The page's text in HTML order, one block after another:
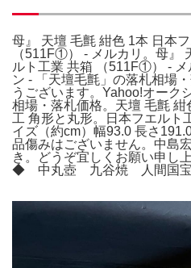
母』 天壇 毛氈 紺色 1本 日本
（511F①） - メルカリ。母』
ルト工業 共箱 （511F①） - メ
ン - 「天壇毛氈」の落札相場
うございます。Yahoo!オーク
相場・落札価格。天壇 毛氈
工 角形と丸形。日本フエルト
イズ（約cm）幅93.0 長さ
品傷みはございません。中島
き。どうぞ宜しくお願い申し
◆ 中丸壺 九谷焼 人間国宝